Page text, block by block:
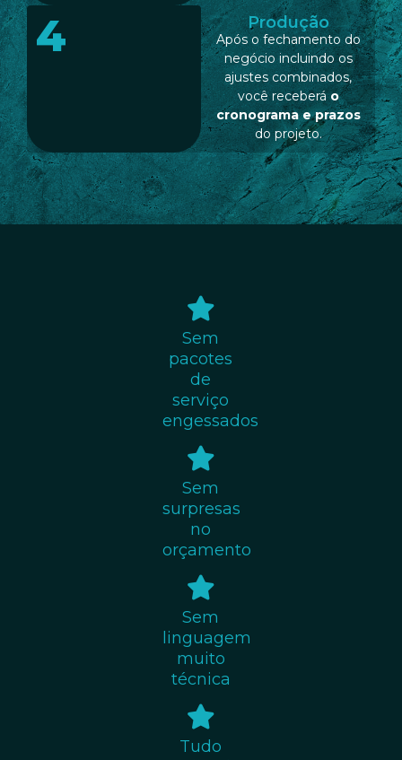
4 Produção
Após o fechamento do
negócio incluindo os
ajustes combinados,
você receberáo
cronograma e prazos
do projeto.
Sem
pacotes
de
serviço
engessados
Sem
surpresas
no
orçamento
Sem
linguagem
muito
técnica
Tudo